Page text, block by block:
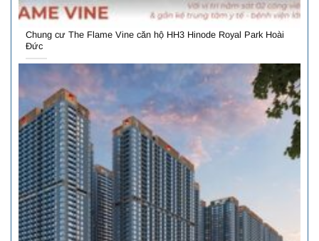
Chung cư The Flame Vine căn hộ HH3 Hinode Royal Park Hoài
Đức